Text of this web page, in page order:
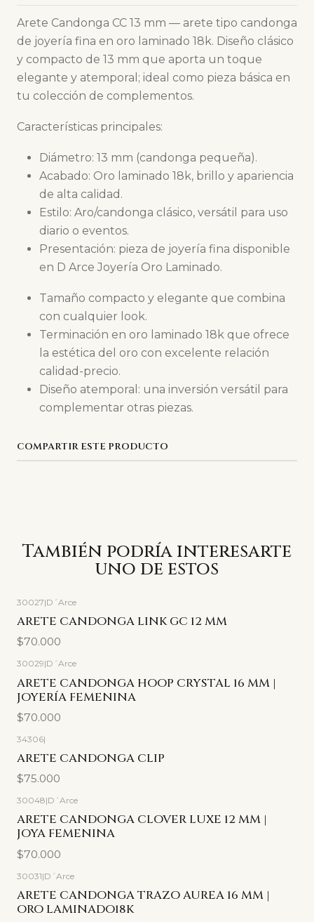
Arete Candonga CC 13 mm — arete tipo candonga
de joyería fina en oro laminado 18k. Diseño clásico
y compacto de 13 mm que aporta un toque
elegante y atemporal; ideal como pieza básica en
tu colección de complementos.
Características principales:
Diámetro: 13 mm (candonga pequeña).
Acabado: Oro laminado 18k, brillo y apariencia
de alta calidad.
Estilo: Aro/candonga clásico, versátil para uso
diario o eventos.
Presentación: pieza de joyería fina disponible
en D Arce Joyería Oro Laminado.
Tamaño compacto y elegante que combina
con cualquier look.
Terminación en oro laminado 18k que ofrece
la estética del oro con excelente relación
calidad-precio.
Diseño atemporal: una inversión versátil para
complementar otras piezas.
COMPARTIR ESTE PRODUCTO
También podría interesarte
uno de estos
30027|D´Arce
ARETE CANDONGA LINK GC 12 MM
$70.000
30029|D´Arce
ARETE CANDONGA HOOP CRYSTAL 16 MM |
JOYERÍA FEMENINA
$70.000
34306|
ARETE CANDONGA CLIP
$75.000
30048|D´Arce
ARETE CANDONGA CLOVER LUXE 12 MM |
JOYA FEMENINA
$70.000
30031|D´Arce
ARETE CANDONGA TRAZO AUREA 16 MM |
ORO LAMINADO18K